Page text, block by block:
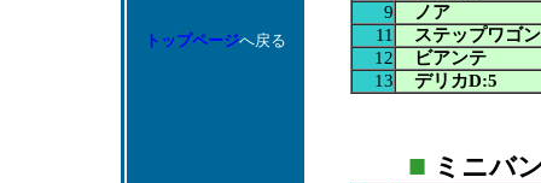
トップページへ戻る
9
ノア
11
ステップワゴン
12
ビアンテ
13
デリカD:5
■ ミニバ